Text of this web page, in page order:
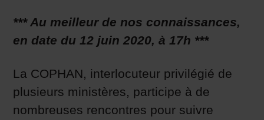
*** Au meilleur de nos connaissances,
en date du 12 juin 2020, à 17h ***
La COPHAN, interlocuteur privilégié de
plusieurs ministères, participe à de
nombreuses rencontres pour suivre